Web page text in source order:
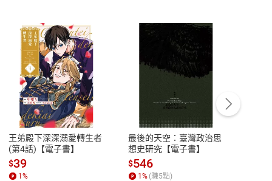
性
參
客服資訊
服務時間：週一到週五 10:00-12:00、
13:00-17:00 (國定假日及例假日休息)
客服電話：0080-1857077
王弟殿下深深溺愛轉生者
(第4話)【電子書】
$39
1%
最後的天空：臺灣政治思
想史研究【電子書】
$546
1% (賺5點)